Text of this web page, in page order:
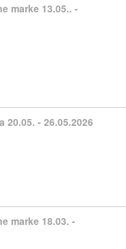
marke 13.05.. -
- 26.05.2026
marke 18.03. -